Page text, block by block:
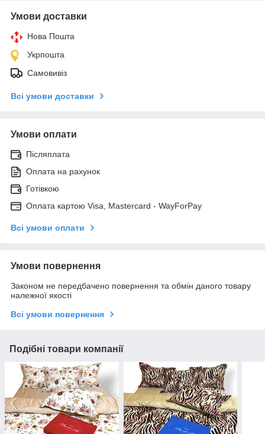
Умови доставки
Нова Пошта
Укрпошта
Самовивіз
Всі умови доставки
Умови оплати
Післяплата
Оплата на рахунок
Готівкою
Оплата картою Visa, Mastercard - WayForPay
Всі умови оплати
Умови повернення
Законом не передбачено повернення та обмін даного товару
належної якості
Всі умови повернення
Подібні товари компанії